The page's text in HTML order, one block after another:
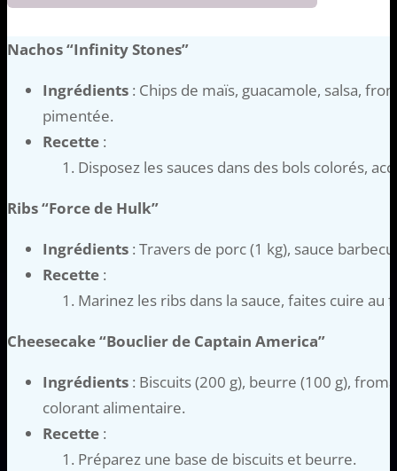
Nachos “Infinity Stones”
Ingrédients : Chips de maïs, guacamole, salsa,
pimentée.
Recette :
Disposez les sauces dans des bols colorés,
Ribs “Force de Hulk”
Ingrédients : Travers de porc (1 kg), sauce
Recette :
Marinez les ribs dans la sauce, faites cuire au
Cheesecake “Bouclier de Captain America”
Ingrédients : Biscuits (200 g), beurre (100 g),
colorant alimentaire.
Recette :
Préparez une base de biscuits et beurre.